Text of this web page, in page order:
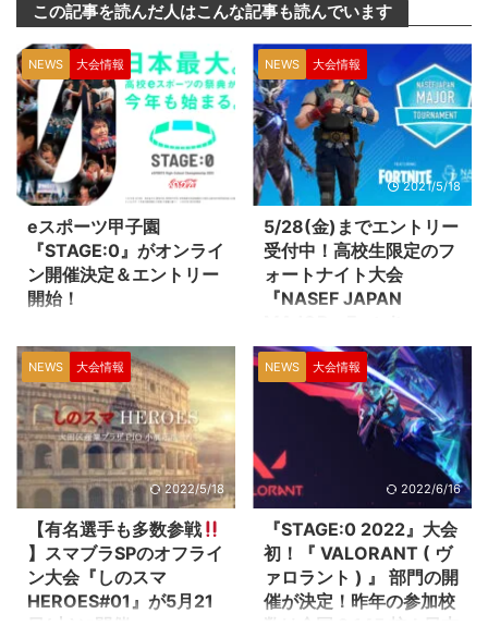
この記事を読んだ人はこんな記事も読んでいます
NEWS 大会情報
2024/1/30
eスポーツ甲子園
『STAGE:0』がオンライ
ン開催決定＆エントリー
開始！
が中止・延期を迫られている中、
筆者が気になってしょうがなかっ
た高校生のeスポーツ大会
『STAGE:0』（ステージゼ
ロ）。 ついにオンライン開催決
定の知らせが届きました！ 昨年
1,475校・1,780チーム・4,716名
が参加した高校eスポーツの祭典
オンライン形式での大会開催決
定・エントリー受付開始！ 高校
対抗のeスポーツ全国大会
『Coca-Cola STAGE:0
eSPORTS High-School
NEWS 大会情報
2021/5/18
5/28(金)までエントリー
受付中！高校生限定のフ
ォートナイト大会
『NASEF JAPAN
Tournament Summer
2021』
北米教育eスポーツ連盟 日本本部
（NASEF JAPAN）によるオンラ
イン大会『NASEF JAPAN
MAJOR Fortnite Tournament
Summer 2021』が5/28(金)18:00
までエントリーを受付中です！
今回のタイトルは様々な機種で大
人気のTPS『Fortnite』！ ５月末
日から予選が行われ、決勝大会は
6月19日(土)に開催予定です。5月
31日 (月)、6月2日 (水)、 6月4日
NEWS 大会情報
2022/5/18
【有名選手も多数参戦
】スマブラSPのオフライ
ン大会『しのスマ
HEROES#01』が5月21
日(土)に開催
NEWS 大会情報
2022/6/16
『STAGE:0 2022』大会
初！『 VALORANT ( ヴ
ァロラント ) 』 部門の開
催が決定！昨年の参加校
数は全国 2,145 校！日本